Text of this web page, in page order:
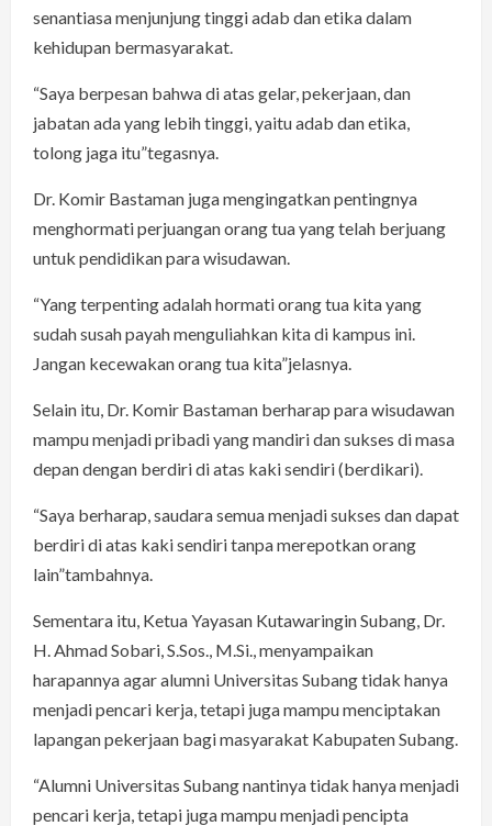
senantiasa menjunjung tinggi adab dan etika dalam
kehidupan bermasyarakat.
“Saya berpesan bahwa di atas gelar, pekerjaan, dan
jabatan ada yang lebih tinggi, yaitu adab dan etika,
tolong jaga itu”tegasnya.
Dr. Komir Bastaman juga mengingatkan pentingnya
menghormati perjuangan orang tua yang telah berjuang
untuk pendidikan para wisudawan.
“Yang terpenting adalah hormati orang tua kita yang
sudah susah payah menguliahkan kita di kampus ini.
Jangan kecewakan orang tua kita”jelasnya.
Selain itu, Dr. Komir Bastaman berharap para wisudawan
mampu menjadi pribadi yang mandiri dan sukses di masa
depan dengan berdiri di atas kaki sendiri (berdikari).
“Saya berharap, saudara semua menjadi sukses dan dapat
berdiri di atas kaki sendiri tanpa merepotkan orang
lain”tambahnya.
Sementara itu, Ketua Yayasan Kutawaringin Subang, Dr.
H. Ahmad Sobari, S.Sos., M.Si., menyampaikan
harapannya agar alumni Universitas Subang tidak hanya
menjadi pencari kerja, tetapi juga mampu menciptakan
lapangan pekerjaan bagi masyarakat Kabupaten Subang.
“Alumni Universitas Subang nantinya tidak hanya menjadi
pencari kerja, tetapi juga mampu menjadi pencipta